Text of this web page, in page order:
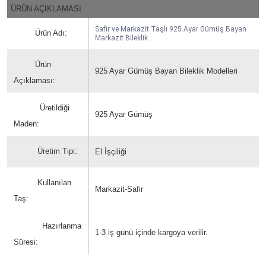
ÜRÜN AÇIKLAMASI
Ürün Adı:
Safir ve Markazit Taşlı 925 Ayar Gümüş Bayan
Markazit Bileklik
Ürün
Açıklaması:
925 Ayar Gümüş Bayan Bileklik Modelleri
Üretildiği
Maden:
925 Ayar Gümüş
Üretim Tipi: El İşçiliği
Kullanılan
Taş:
Markazit-Safir
Hazırlanma
Süresi:
1-3 iş günü içinde kargoya verilir.